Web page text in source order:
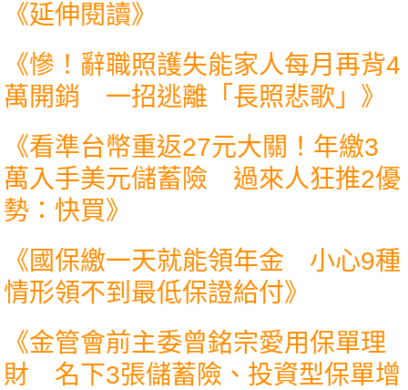
《延伸閱讀》
《慘！辭職照護失能家人每月再背4
萬開銷 一招逃離「長照悲歌」 》
《看準台幣重返27元大關！年繳3
萬入手美元儲蓄險 過來人狂推2優
勢：快買》
《 國保繳一天就能領年金 小心9種
情形領不到最低保證給付》
《金管會前主委曾銘宗愛用保單理
財 名下3張儲蓄險、投資型保單增